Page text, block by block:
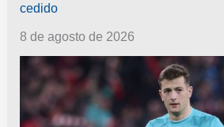
cedido
8 de agosto de 2026